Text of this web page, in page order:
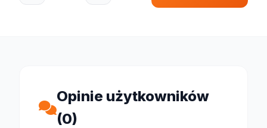
Opinie użytkowników
(0)